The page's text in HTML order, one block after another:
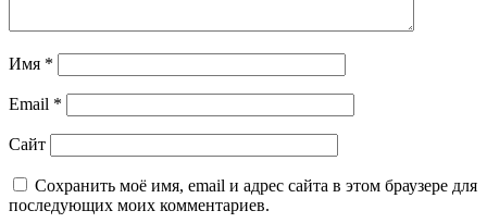
Имя *
Email *
Сайт
Сохранить моё имя, email и адрес сайта в этом браузере для
последующих моих комментариев.